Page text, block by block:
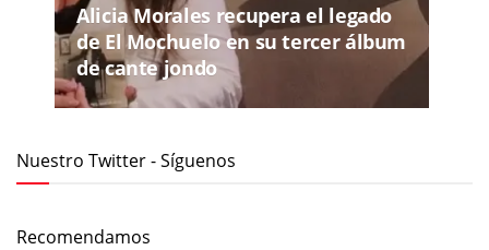
Alicia Morales recupera el legado
de El Mochuelo en su tercer álbum
de cante jondo
Nuestro Twitter - Síguenos
Recomendamos